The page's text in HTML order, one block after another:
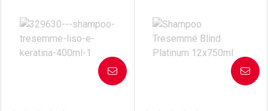
Laboratório
Por Menos Laboratório
Por Menos
AVISE-ME AVISE-ME